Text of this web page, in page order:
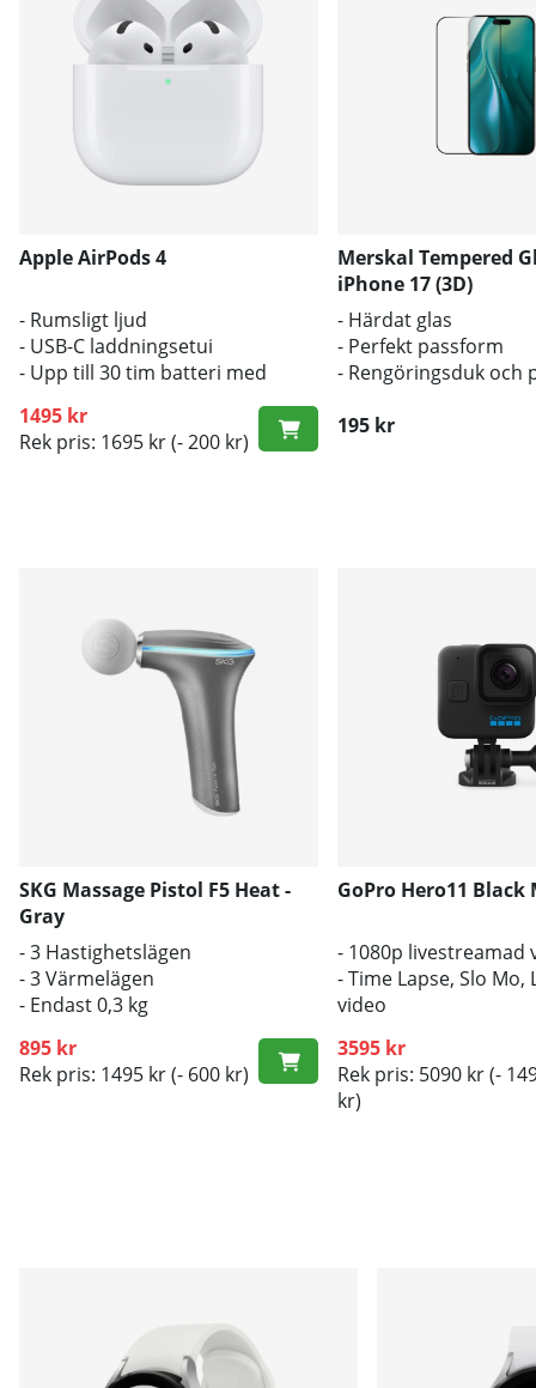
Apple AirPods 4
- Rumsligt ljud
- USB-C laddningsetui
- Upp till 30 tim batteri med
1495 kr
Rek pris: 1695 kr(- 200 kr)
Merskal Tempered
iPhone 17 (3D)
- Härdat glas
- Perfekt passform
- Rengöringsduk och
195 kr
SKG Massage Pistol F5 Heat -
Gray
- 3 Hastighetslägen
- 3 Värmelägen
- Endast 0,3 kg
895 kr
Rek pris: 1495 kr(- 600 kr)
GoPro Hero11 Black
- 1080p livestreamad
- Time Lapse, Slo Mo,
video
Mbps vid 5,3K/4K
3595 kr
Rek pris: 5090 kr(-
kr)